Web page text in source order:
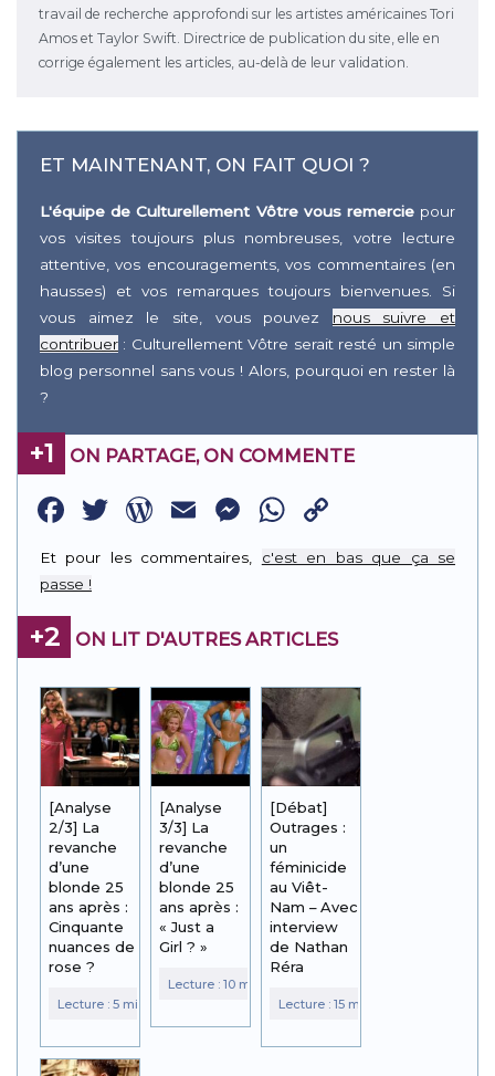
travail de recherche approfondi sur les artistes américaines Tori
Amos et Taylor Swift. Directrice de publication du site, elle en
corrige également les articles, au-delà de leur validation.
ET MAINTENANT, ON FAIT QUOI ?
L'équipe de Culturellement Vôtre vous remerciepour
vos visites toujours plus nombreuses, votre lecture
attentive, vos encouragements, vos commentaires (en
hausses) et vos remarques toujours bienvenues. Si
vous aimez le site, vous pouvez nous suivre et
contribuer : Culturellement Vôtre serait resté un simple
blog personnel sans vous ! Alors, pourquoi en rester là
?
+1 ON PARTAGE, ON COMMENTE
Facebook
Twitter
WordPress
EmailMessenger
WhatsApp
Link
Et pour les commentaires, c'est en bas que ça se
passe !
+2 ON LIT D'AUTRES ARTICLES
[Analyse
2/3] La
revanche
d’une
blonde 25
ans après :
Cinquante
nuances de
rose ?
[Analyse
3/3] La
revanche
d’une
blonde 25
ans après :
« Just a
Girl ? »
[Débat]
Outrages :
un
féminicide
au Viêt-
Nam – Avec
interview
de Nathan
Réra